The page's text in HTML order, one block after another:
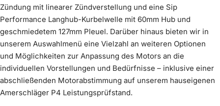
Vergaserwanne SIP Performance cnc -
silber
Mehr erfahren
Vergaser Keihin PWK 28mm
Mehr erfahren
€299,00
Auspuff Innendämmung Silent S
Auspuff Scooter & Service M244 Curley
Felge Vespa Breitreifen silbergrau
Mehr erfahren
€39,00
Umbau Motor für Breitreifenkit 4-Zoll
Mehr erfahren
€99,00
Zündung mit linearer Zündverstellung und eine Sip
Performance Langhub-Kurbelwelle mit 60mm Hub und
geschmiedetem 127mm Pleuel. Darüber hinaus bieten wir in
unserem Auswahlmenü eine Vielzahl an weiteren Optionen
und Möglichkeiten zur Anpassung des Motors an die
individuellen Vorstellungen und Bedürfnisse – inklusive einer
abschließenden Motorabstimmung auf unserem hauseigenen
Amerschläger P4 Leistungsprüfstand.